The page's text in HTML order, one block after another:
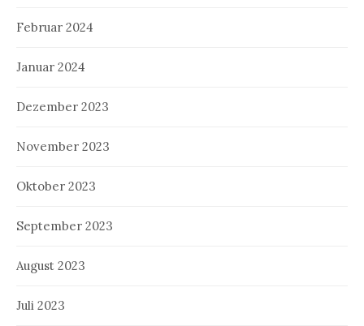
Februar 2024
Januar 2024
Dezember 2023
November 2023
Oktober 2023
September 2023
August 2023
Juli 2023